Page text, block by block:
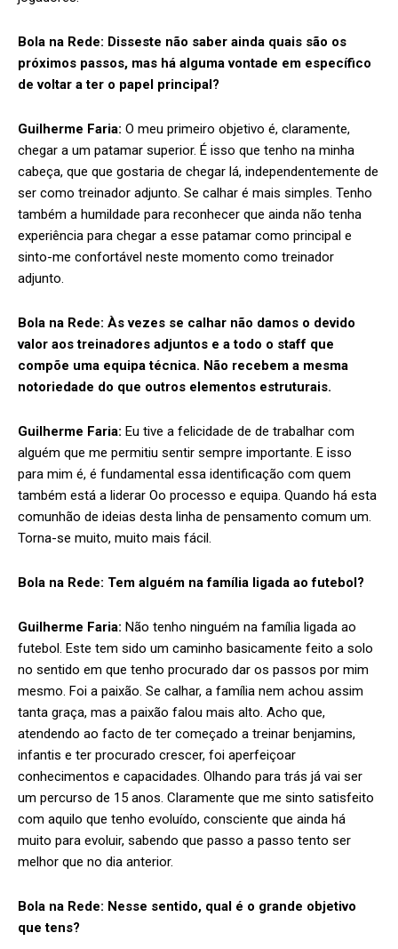
Bola na Rede: Disseste não saber ainda quais são os
próximos passos, mas há alguma vontade em específico
de voltar a ter o papel principal?
Guilherme Faria: O meu primeiro objetivo é, claramente,
chegar a um patamar superior. É isso que tenho na minha
cabeça, que que gostaria de chegar lá, independentemente de
ser como treinador adjunto. Se calhar é mais simples. Tenho
também a humildade para reconhecer que ainda não tenha
experiência para chegar a esse patamar como principal e
sinto-me confortável neste momento como treinador
adjunto.
Bola na Rede: Às vezes se calhar não damos o devido
valor aos treinadores adjuntos e a todo o staff que
compõe uma equipa técnica. Não recebem a mesma
notoriedade do que outros elementos estruturais.
Guilherme Faria: Eu tive a felicidade de de trabalhar com
alguém que me permitiu sentir sempre importante. E isso
para mim é, é fundamental essa identificação com quem
também está a liderar Oo processo e equipa. Quando há esta
comunhão de ideias desta linha de pensamento comum um.
Torna-se muito, muito mais fácil.
Bola na Rede: Tem alguém na família ligada ao futebol?
Guilherme Faria: Não tenho ninguém na família ligada ao
futebol. Este tem sido um caminho basicamente feito a solo
no sentido em que tenho procurado dar os passos por mim
mesmo. Foi a paixão. Se calhar, a família nem achou assim
tanta graça, mas a paixão falou mais alto. Acho que,
atendendo ao facto de ter começado a treinar benjamins,
infantis e ter procurado crescer, foi aperfeiçoar
conhecimentos e capacidades. Olhando para trás já vai ser
um percurso de 15 anos. Claramente que me sinto satisfeito
com aquilo que tenho evoluído, consciente que ainda há
muito para evoluir, sabendo que passo a passo tento ser
melhor que no dia anterior.
Bola na Rede: Nesse sentido, qual é o grande objetivo
que tens?